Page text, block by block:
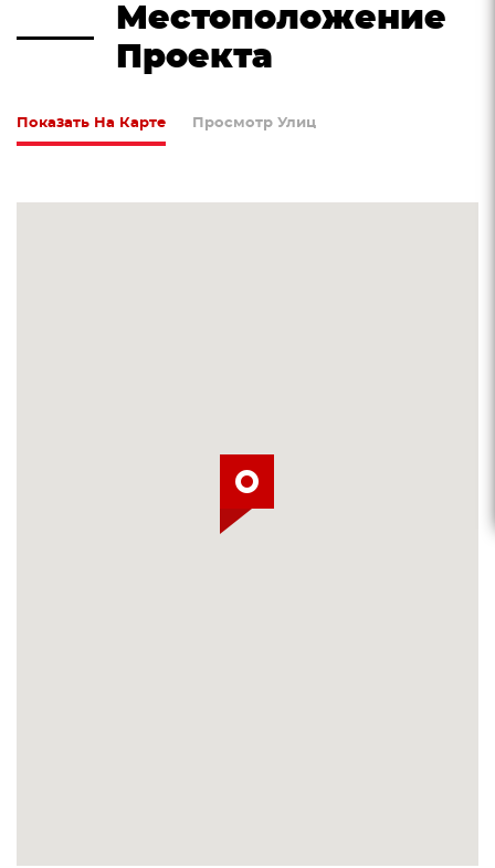
Местоположение
Проекта
Показать На Карте Просмотр Улиц